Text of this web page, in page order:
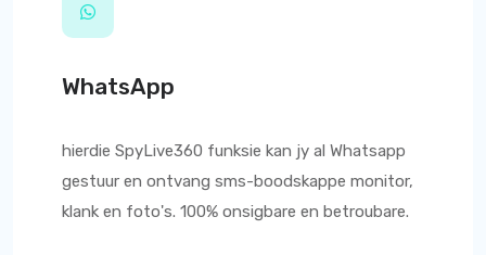
WhatsApp
hierdie SpyLive360 funksie kan jy al Whatsapp
gestuur en ontvang sms-boodskappe monitor,
klank en foto's. 100% onsigbare en betroubare.